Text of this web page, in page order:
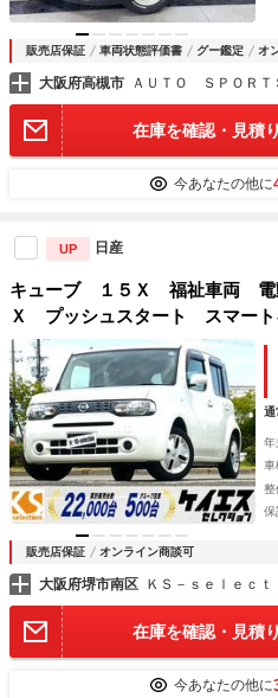
販売店保証 車両状態評価書 グー鑑定 オ
大阪府高槻市
在庫を確認・見積
今あなたの他に
UP 日産
キューブ １５Ｘ 福祉車両
Ｘ プッシュスタート スマー
動格納ミラー 横滑り防止装置
ライザー オーディオ
通
年
車
整
保
販売店保証 オンライン商談可
大阪府堺市南区
在庫を確認・見積
今あなたの他に